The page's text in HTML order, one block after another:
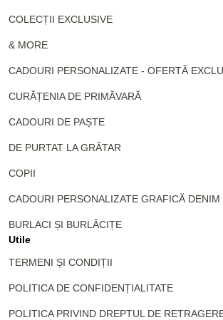
COLECȚII EXCLUSIVE
& MORE
CADOURI PERSONALIZATE - OFERTĂ
CURĂȚENIA DE PRIMĂVARĂ
CADOURI DE PAȘTE
DE PURTAT LA GRĂTAR
COPII
CADOURI PERSONALIZATE GRAFICĂ DENIM
BURLACI ȘI BURLĂCIȚE
Utile
TERMENI ȘI CONDIȚII
POLITICA DE CONFIDENȚIALITATE
POLITICA PRIVIND DREPTUL DE